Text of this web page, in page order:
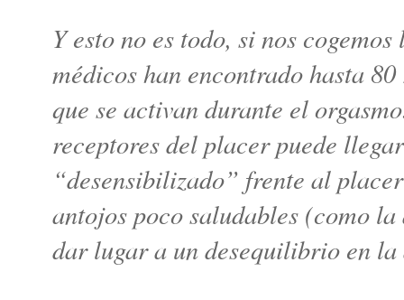
Y esto no es todo, si nos
médicos han encontrado hasta
que se activan durante el
receptores del placer puede
“desensibilizado” frente al
antojos poco saludables (como
dar lugar a un desequilibrio en